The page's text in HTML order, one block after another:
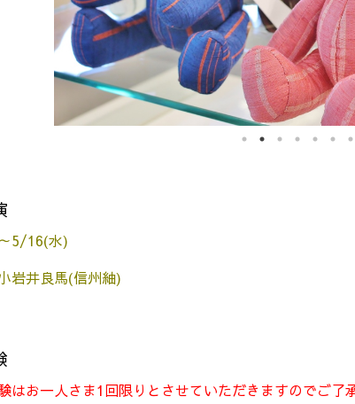
5/16(水)
岩井良馬(信州紬)
はお一人さま1回限りとさせていただきますのでご了